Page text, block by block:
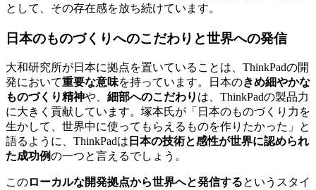
として、その存在感を放ち続けています。
日本のものづくりへのこだわりと世界への発信
大和研究所が日本に拠点を置いていることは、ThinkPadの開
発において重要な意味を持っています。日本のきめ細やかな
ものづくり精神や、 細部へのこだわり は、ThinkPadの製品力
に大きく貢献しています。塚本氏が「日本のものづくり力を
生かして、世界中に使ってもらえるものを作りたかった」と
語るように、ThinkPadは 日本の技術と感性が世界に認められ
た成功例の一つと言えるでしょう。
このローカルな開発拠点から世界へと発信するというスタイ